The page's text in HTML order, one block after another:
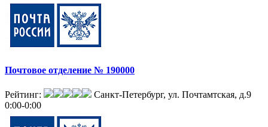
Почтовое отделение № 190000
Рейтинг:
Санкт-Петербург, ул. Почтамтская, д.9
0:00-0:00